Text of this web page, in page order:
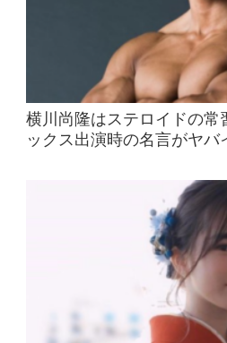
横川尚隆はステロイドの常
ックス出演時の名言がヤバ